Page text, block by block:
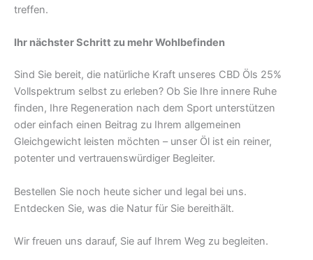
treffen.
Ihr nächster Schritt zu mehr Wohlbefinden
Sind Sie bereit, die natürliche Kraft unseres CBD Öls 25%
Vollspektrum selbst zu erleben? Ob Sie Ihre innere Ruhe
finden, Ihre Regeneration nach dem Sport unterstützen
oder einfach einen Beitrag zu Ihrem allgemeinen
Gleichgewicht leisten möchten – unser Öl ist ein reiner,
potenter und vertrauenswürdiger Begleiter.
Bestellen Sie noch heute sicher und legal bei uns.
Entdecken Sie, was die Natur für Sie bereithält.
Wir freuen uns darauf, Sie auf Ihrem Weg zu begleiten.